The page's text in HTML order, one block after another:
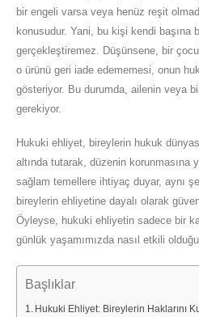
bir engeli varsa veya henüz reşit
konusudur. Yani, bu kişi kendi başına
gerçekleştiremez. Düşünsene, bir
o ürünü geri iade edememesi, onun
gösteriyor. Bu durumda, ailenin veya
gerekiyor.
Hukuki ehliyet, bireylerin hukuk
altında tutarak, düzenin korunmasına
sağlam temellere ihtiyaç duyar, aynı
bireylerin ehliyetine dayalı olarak
Öyleyse, hukuki ehliyetin sadece bir
günlük yaşamımızda nasıl etkili
Başlıklar
Hukuki Ehliyet: Bireylerin Haklarını